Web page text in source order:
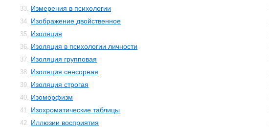
33. Измерения в психологии
34. Изображение двойственное
35. Изоляция
36. Изоляция в психологии личности
37. Изоляция групповая
38. Изоляция сенсорная
39. Изоляция строгая
40. Изоморфизм
41. Изохроматические таблицы
42. Иллюзии восприятия